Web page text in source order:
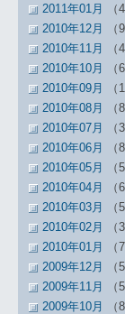
2011年01月
（
2010年12月
（
2010年11月
（
2010年10月
（
2010年09月
（
2010年08月
（
2010年07月
（
2010年06月
（
2010年05月
（
2010年04月
（
2010年03月
（
2010年02月
（
2010年01月
（
2009年12月
（
2009年11月
（
2009年10月
（